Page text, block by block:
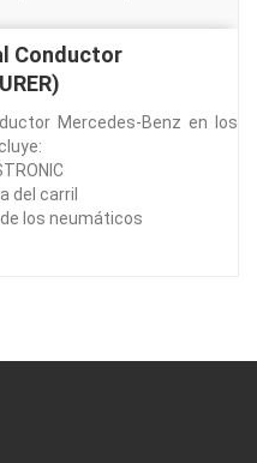
Conductor
Mercedes-Benz en los
del carril
los neumáticos